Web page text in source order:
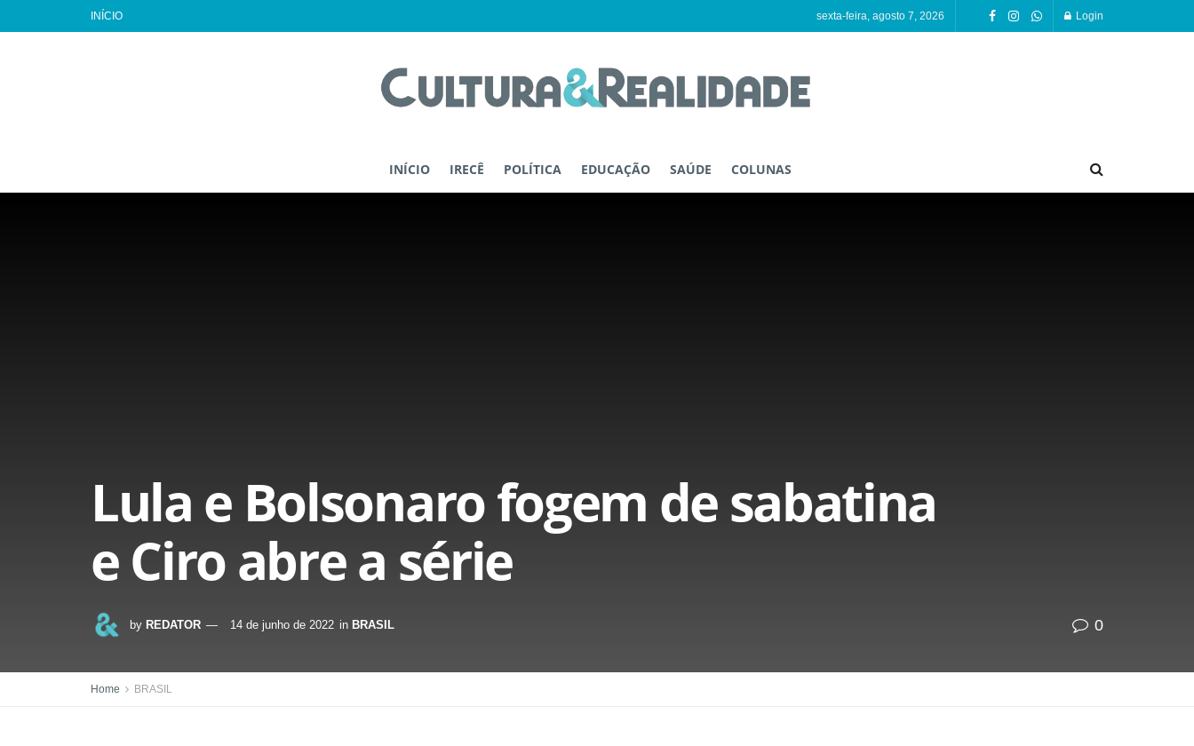
INÍCIO sexta-feira, agosto 7, 2026 Login
INÍCIO IRECÊ POLÍTICA EDUCAÇÃO SAÚDE COLUNAS
Lula e Bolsonaro fogem de sabatina
e Ciro abre a série
by REDATOR 14 de junho de 2022 in BRASIL 0
Home BRASIL